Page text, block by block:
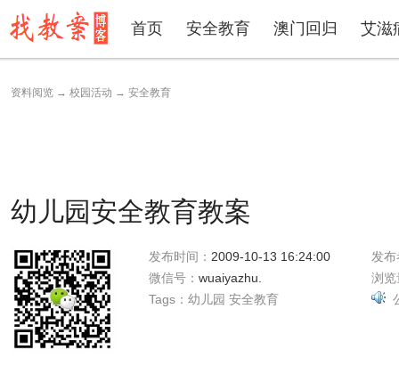
首页 安全教育 澳门回归 艾滋
资料阅览 → 校园活动 → 安全教育
幼儿园安全教育教案
发布时间： 2009-10-13 16:24:00
发
微信号： wuaiyazhu.
浏览
Tags： 幼儿园 安全教育